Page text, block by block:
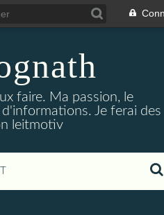
faire. Ma passion, le
Je ferai des
leitmotiv